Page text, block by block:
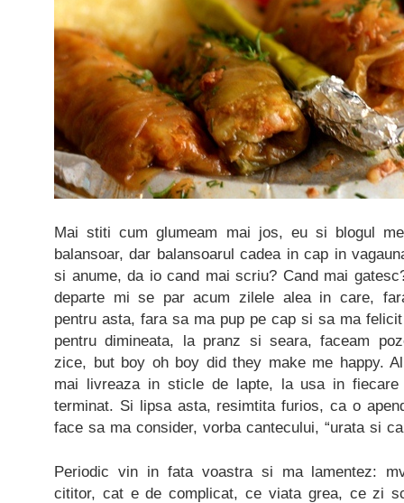
Mai stiti cum glumeam mai jos, eu si blogul
balansoar, dar balansoarul cadea in cap in
si anume, da io cand mai scriu? Cand mai
departe mi se par acum zilele alea in care,
pentru asta, fara sa ma pup pe cap si sa ma
pentru dimineata, la pranz si seara, faceam
zice, but boy oh boy did they make me happy.
mai livreaza in sticle de lapte, la usa in fiecare
terminat. Si lipsa asta, resimtita furios, ca o
face sa ma consider, vorba cantecului, “urata si
Periodic vin in fata voastra si ma lamentez:
cititor, cat e de complicat, ce viata grea, ce zi